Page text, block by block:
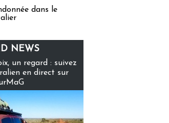
dans le
NEWS
un regard : suivez
en direct sur